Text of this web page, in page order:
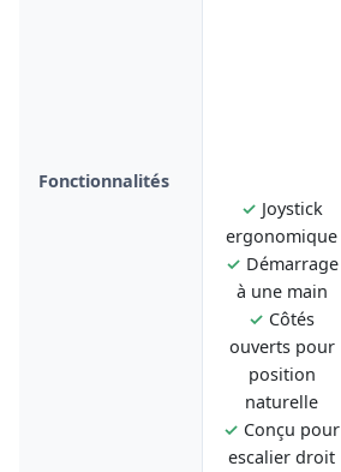
Fonctionnalités
✓ Joystick
ergonomique
✓ Démarrage
à une main
✓ Côtés
ouverts pour
position
naturelle
✓ Conçu pour
escalier droit